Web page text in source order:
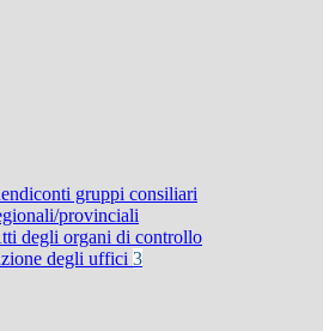
gruppi consiliari
provinciali
degli organi di controllo
degli uffici 3